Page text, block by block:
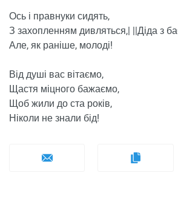
Ось і правнуки сидять,
З захопленням дивляться,| ||Діда з
Але, як раніше, молоді!
Від душі вас вітаємо,
Щастя міцного бажаємо,
Щоб жили до ста років,
Ніколи не знали бід!